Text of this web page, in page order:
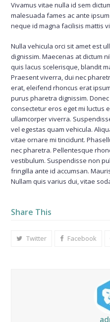
Vivamus vitae nulla id sem
malesuada fames ac ante
neque id magna facilisis mattis
Nulla vehicula orci sit amet est
dignissim. Maecenas at dictum
quis lacus scelerisque, blandit
Praesent viverra, dui nec
erat, eleifend rhoncus erat
purus pharetra dignissim.
consectetur eros eget mi luctus
ullamcorper viverra.
vel egestas quam vehicula.
vitae ornare mi tincidunt.
nec pharetra. Pellentesque
vestibulum. Suspendisse non
fringilla ante id accumsan.
Nullam quis varius dui, vitae
Share This
Twitter Facebook